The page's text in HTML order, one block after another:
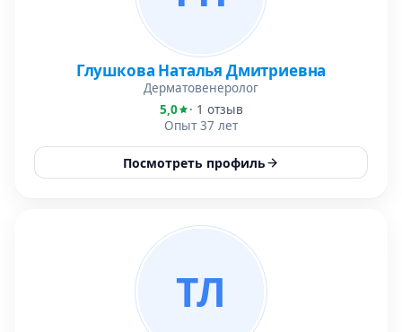
Глушкова Наталья Дмитриевна
Дерматовенеролог
5,0
· 1 отзыв
Опыт 37 лет
Посмотреть профиль
ТЛ